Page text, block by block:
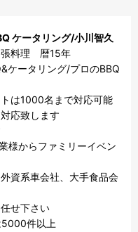
ケータリング/小川智久
料理　暦15年
ケータリング/プロのBBQ
は1000名まで対応可能
応致します
様からファミリーイベン
資系車会社、大手食品会
せ下さい
5000件以上